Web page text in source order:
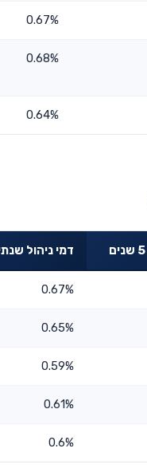
0.67%
0.68%
0.64%
דמי ניהול
0.67%
0.65%
0.59%
0.61%
0.6%